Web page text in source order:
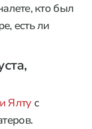
кто был
есть ли
Ялтус